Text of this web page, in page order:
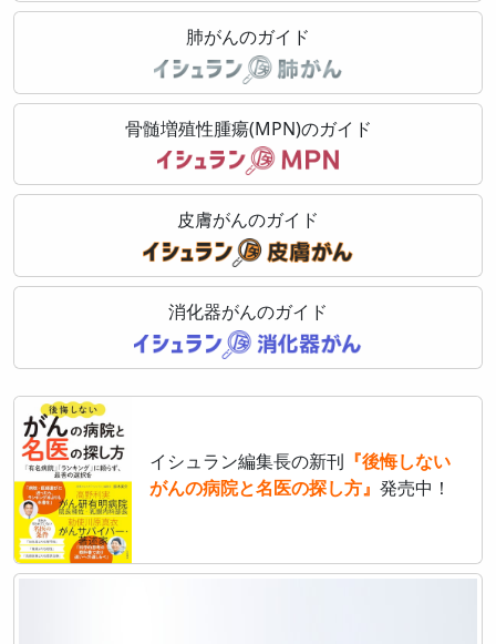
肺がんのガイド
骨髄増殖性腫瘍(MPN)のガイド
皮膚がんのガイド
消化器がんのガイド
イシュラン編集長の新刊
『後悔しない
がんの病院と名医の探し方』 発売中！